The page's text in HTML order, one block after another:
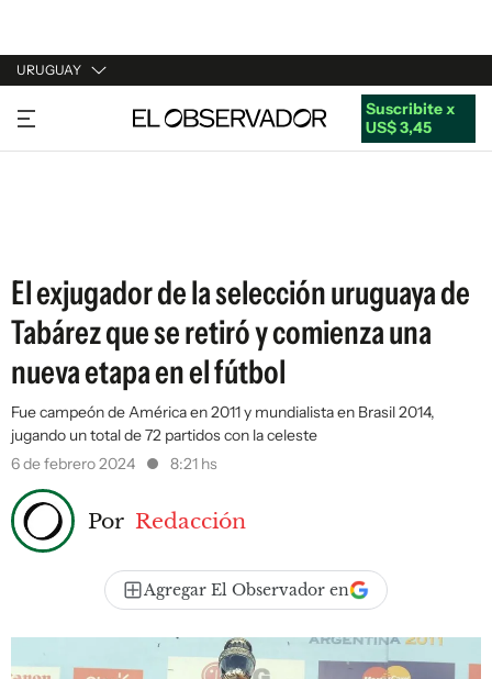
URUGUAY
URUGUAY
ARGENTINA
Suscribite x
US$ 3,45
El exjugador de la selección uruguaya de
Tabárez que se retiró y comienza una
nueva etapa en el fútbol
Fue campeón de América en 2011 y mundialista en Brasil 2014,
jugando un total de 72 partidos con la celeste
6 de febrero 2024
8:21 hs
Por Redacción
Agregar El Observador en